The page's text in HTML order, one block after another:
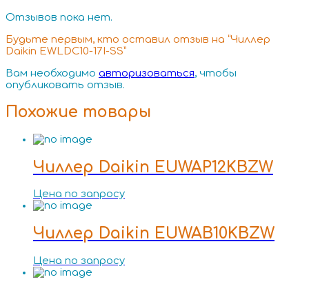
Отзывов пока нет.
Будьте первым, кто оставил отзыв на “Чиллер
Daikin EWLDC10-17I-SS”
Вам необходимо авторизоваться, чтобы
опубликовать отзыв.
Похожие товары
Чиллер Daikin EUWAP12KBZW
Цена по запросу
Чиллер Daikin EUWAB10KBZW
Цена по запросу